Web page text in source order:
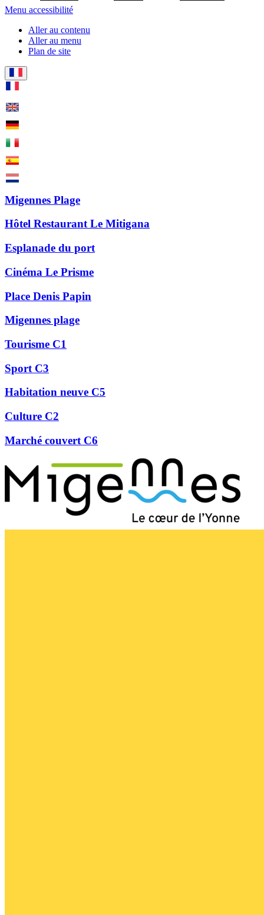
Menu accessibilité
Aller au contenu
Aller au menu
Plan de site
Migennes Plage
Hôtel Restaurant Le Mitigana
Esplanade du port
Cinéma Le Prisme
Place Denis Papin
Migennes plage
Tourisme C1
Sport C3
Habitation neuve C5
Culture C2
Marché couvert C6
Précédent
Suivant